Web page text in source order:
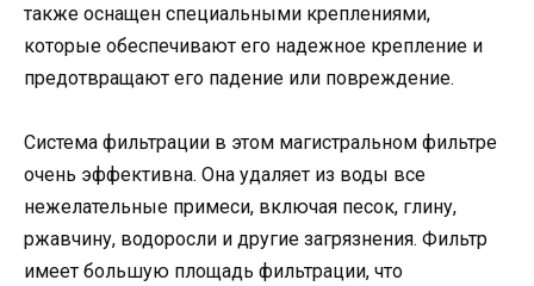
также оснащен специальными креплениями,
которые обеспечивают его надежное крепление и
предотвращают его падение или повреждение.
Система фильтрации в этом магистральном фильтре
очень эффективна. Она удаляет из воды все
нежелательные примеси, включая песок, глину,
ржавчину, водоросли и другие загрязнения. Фильтр
имеет большую площадь фильтрации, что